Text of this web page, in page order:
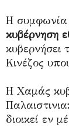
Η συμφωνία
κυβέρνηση
κυβερνήσει
Κινέζος
Η Χαμάς
διοικεί εν